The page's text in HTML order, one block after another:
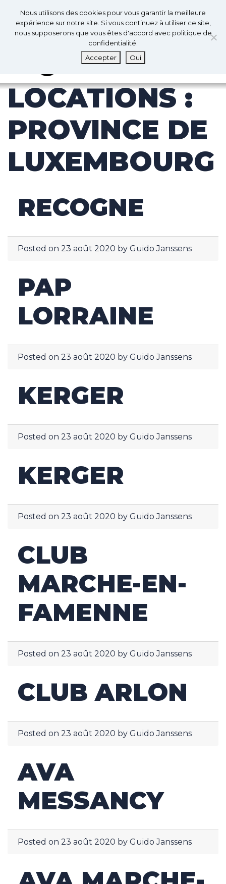
0 0
LOCATIONS :
PROVINCE DE
LUXEMBOURG
RECOGNE
Posted on 23 août 2020 by Guido Janssens
PAP
LORRAINE
Posted on 23 août 2020 by Guido Janssens
KERGER
Posted on 23 août 2020 by Guido Janssens
KERGER
Posted on 23 août 2020 by Guido Janssens
CLUB
MARCHE-EN-
FAMENNE
Posted on 23 août 2020 by Guido Janssens
CLUB ARLON
Posted on 23 août 2020 by Guido Janssens
AVA
MESSANCY
Posted on 23 août 2020 by Guido Janssens
Nous utilisons des cookies pour vous garantir la meilleure
expérience sur notre site. Si vous continuez à utiliser ce site,
nous supposerons que vous êtes d'accord avec politique de
confidentialité.
Accepter
Oui